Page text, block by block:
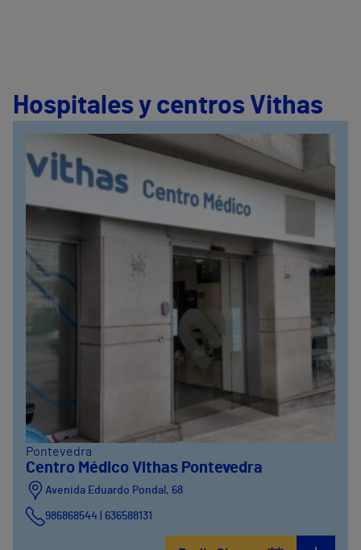
Hospitales y centros Vithas
Pontevedra
Centro Médico Vithas Pontevedra
Avenida Eduardo Pondal, 68
986868544 | 636588131